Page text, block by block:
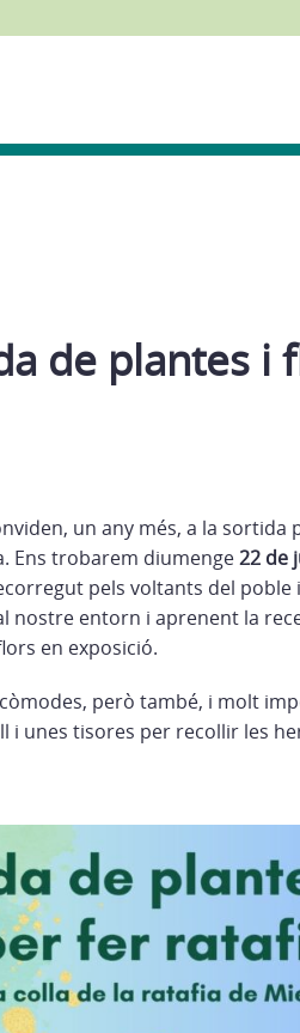
de plantes i
un any més, a la
Ens trobarem diumenge22 de
pels voltants del
nostre entorn i aprenent la
en exposició.
però també, i molt
i unes tisores per recollir les